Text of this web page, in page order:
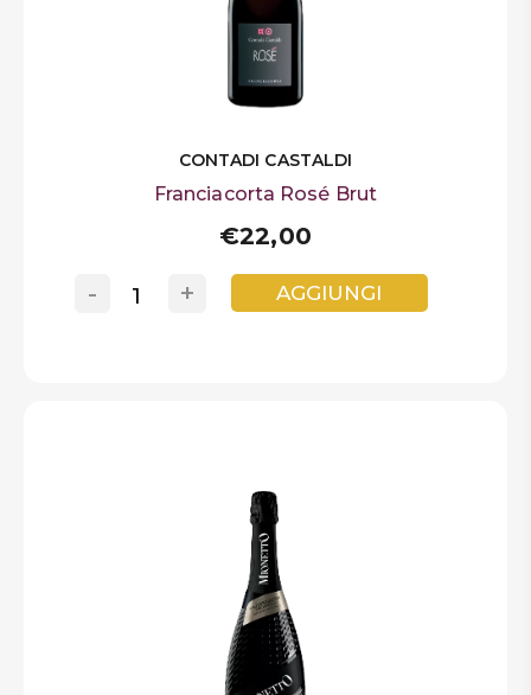
CONTADI CASTALDI
Franciacorta Rosé Brut
€22,00
+
- AGGIUNGI